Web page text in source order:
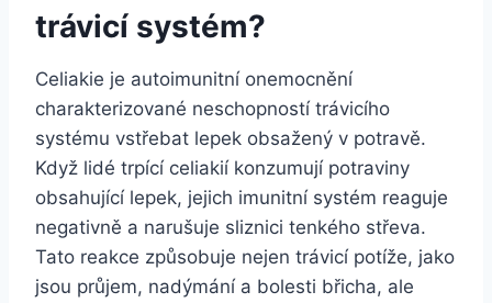
trávicí systém?
Celiakie je autoimunitní onemocnění
charakterizované neschopností trávicího
systému vstřebat lepek obsažený v potravě.
Když lidé trpící celiakií konzumují potraviny
obsahující lepek, jejich imunitní systém reaguje
negativně a narušuje sliznici tenkého střeva.
Tato reakce způsobuje nejen trávicí potíže, jako
jsou průjem, nadýmání a bolesti břicha, ale